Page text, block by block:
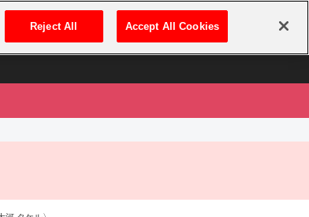
ログイン・新規登録
Reject All Accept All Cookies